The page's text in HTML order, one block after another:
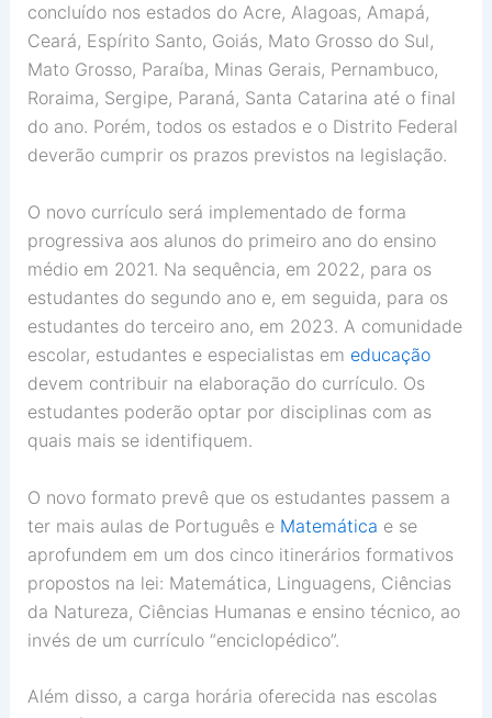
concluído nos estados do Acre, Alagoas, Amapá,
Ceará, Espírito Santo, Goiás, Mato Grosso do Sul,
Mato Grosso, Paraíba, Minas Gerais, Pernambuco,
Roraima, Sergipe, Paraná, Santa Catarina até o final
do ano. Porém, todos os estados e o Distrito Federal
deverão cumprir os prazos previstos na legislação.
O novo currículo será implementado de forma
progressiva aos alunos do primeiro ano do ensino
médio em 2021. Na sequência, em 2022, para os
estudantes do segundo ano e, em seguida, para os
estudantes do terceiro ano, em 2023. A comunidade
escolar, estudantes e especialistas em educação
devem contribuir na elaboração do currículo. Os
estudantes poderão optar por disciplinas com as
quais mais se identifiquem.
O novo formato prevê que os estudantes passem a
ter mais aulas de Português e Matemática e se
aprofundem em um dos cinco itinerários formativos
propostos na lei: Matemática, Linguagens, Ciências
da Natureza, Ciências Humanas e ensino técnico, ao
invés de um currículo “enciclopédico”.
Além disso, a carga horária oferecida nas escolas